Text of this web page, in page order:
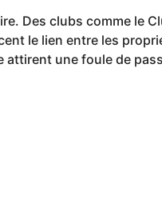
Des clubs comme le
le lien entre les
attirent une foule de